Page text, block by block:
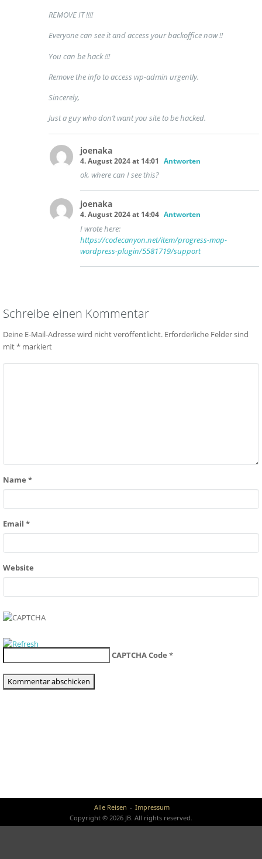
REMOVE IT !!!!
Everyone can see it and access your backoffice now !!
You can be hack !!!
Remove the info to access wp-admin urgently.
Sincerely,
Just a guy who don’t want you site to be hacked.
joenaka
4. August 2024 at 14:01 Antworten
ok, where can I see this?
joenaka
4. August 2024 at 14:04 Antworten
I wrote here:
https://codecanyon.net/item/progress-map-
wordpress-plugin/5581719/support
Schreibe einen Kommentar
Deine E-Mail-Adresse wird nicht veröffentlicht. Erforderliche Felder sind
mit* markiert
Name *
Email *
Website
CAPTCHA Code *
Alle Reisen
Impressum
Copyright © 2026 JB. All rights reserved.